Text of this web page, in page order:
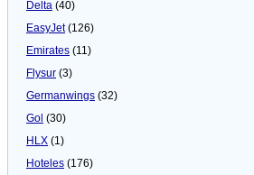
Delta (40)
EasyJet(126)
Emirates (11)
Flysur (3)
Germanwings (32)
Gol (30)
HLX (1)
Hoteles (176)